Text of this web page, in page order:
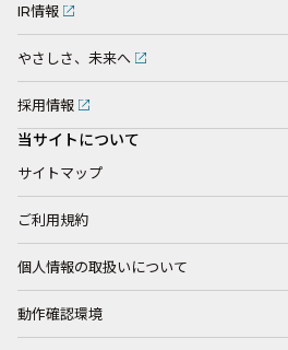
IR情報
やさしさ、未来へ
採用情報
当サイトについて
サイトマップ
ご利用規約
個人情報の取扱いについて
動作確認環境